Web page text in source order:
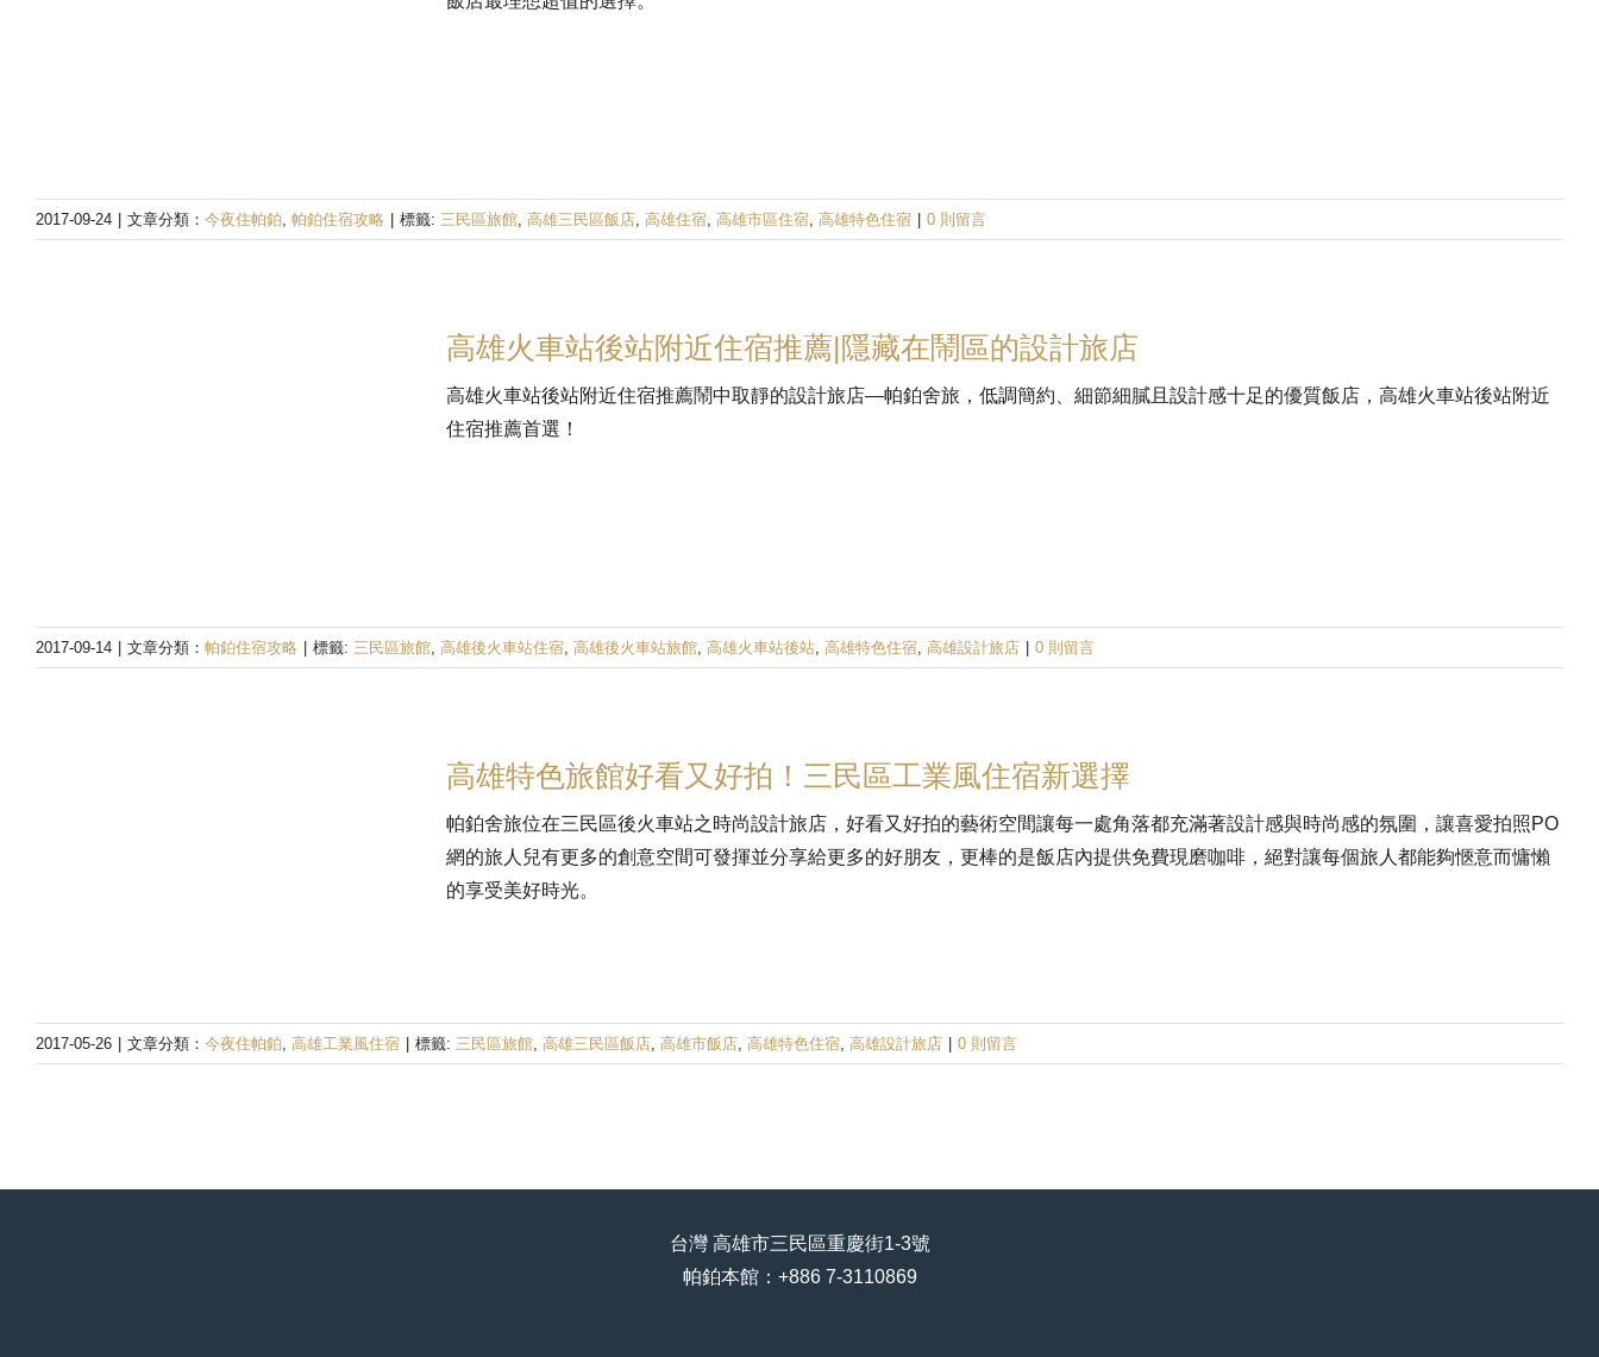
2017-09-24 | 文章分類： 今夜住帕鉑 帕鉑住宿攻略 | 標籤: 三民區旅館 高雄三民區飯店 高雄住宿 高雄市區住宿 高雄特色住宿 | 0 則留言
高雄火車站後站附近住宿推薦|隱藏在鬧區的設計旅店
高雄火車站後站附近住宿推薦鬧中取靜的設計旅店—帕鉑舍旅，低調簡約、細節細膩且設計感十足的優質飯店，高雄火車站後站附近
住宿推薦首選！
2017-09-14 | 文章分類： 帕鉑住宿攻略 | 標籤: 三民區旅館 高雄後火車站住宿 高雄後火車站旅館 高雄火車站後站 高雄特色住宿 高雄設計旅店 | 0 則留言
高雄特色旅館好看又好拍！三民區工業風住宿新選擇
帕鉑舍旅位在三民區後火車站之時尚設計旅店，好看又好拍的藝術空間讓每一處角落都充滿著設計感與時尚感的氛圍，讓喜愛拍照PO
網的旅人兒有更多的創意空間可發揮並分享給更多的好朋友，更棒的是飯店內提供免費現磨咖啡，絕對讓每個旅人都能夠愜意而慵懶
的享受美好時光。
2017-05-26 文章分類： 今夜住帕鉑 高雄工業風住宿 標籤: 三民區旅館 高雄三民區飯店 高雄市飯店 高雄特色住宿 高雄設計旅店 0 則留言
台灣 高雄市三民區重慶街1-3號
帕鉑本館：+886 7-3110869